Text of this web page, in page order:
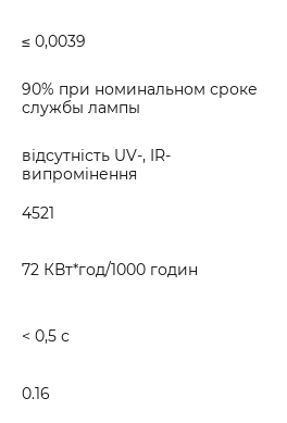
≤ 0,0039
90% при номинальном сроке
службы лампы
відсутність UV-, IR-
випромінення
4521
72 КВт*год/1000 годин
< 0,5 с
0.16